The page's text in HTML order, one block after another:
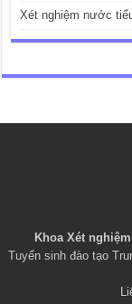
Xét nghiệm nước
Khoa Xét
Tuyển sinh đào tạo